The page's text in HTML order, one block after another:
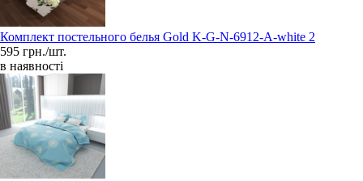
Комплект постельного белья Gold K-G-N-6912-A-white 2
595 грн./шт.
в наявності